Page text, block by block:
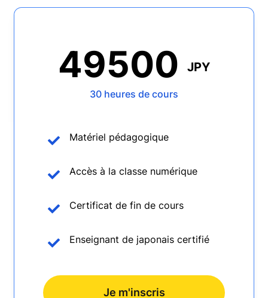
49500 JPY
30 heures de cours
Matériel pédagogique
Accès à la classe numérique
Certificat de fin de cours
Enseignant de japonais certifié
Je m'inscris